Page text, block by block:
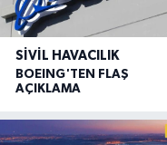
SIVIL HAVACILIK
BOEING'TEN FLAŞ
AÇIKLAMA